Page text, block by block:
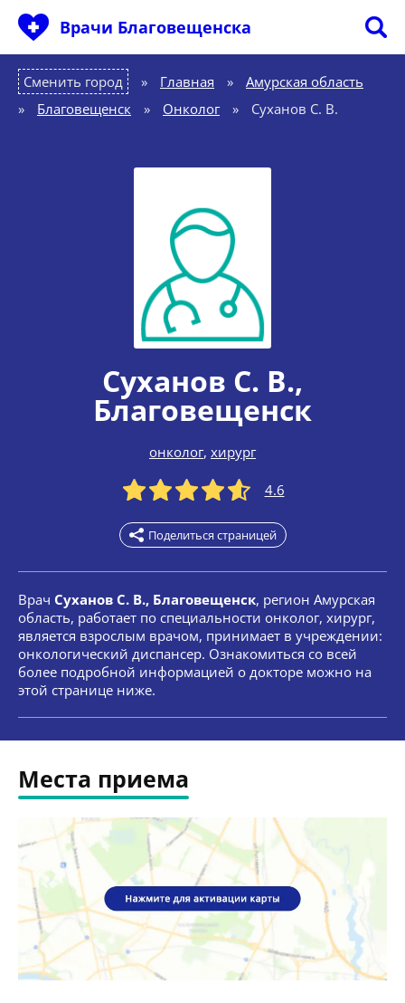
Врачи Благовещенска
Сменить город Главная »
Амурская область
»
Благовещенск » Онколог » Суханов С. В.
Суханов С. В.,
Благовещенск
онколог, хирург
4.6
Поделиться страницей
Врач Суханов С. В., Благовещенск, регион Амурская
область, работает по специальности онколог, хирург,
является взрослым врачом, принимает в учреждении:
онкологический диспансер. Ознакомиться со всей
более подробной информацией о докторе можно на
этой странице ниже.
Места приема